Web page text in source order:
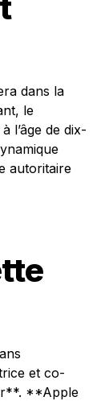
dans la
le
l’âge de dix-
autoritaire
et co-
**Apple